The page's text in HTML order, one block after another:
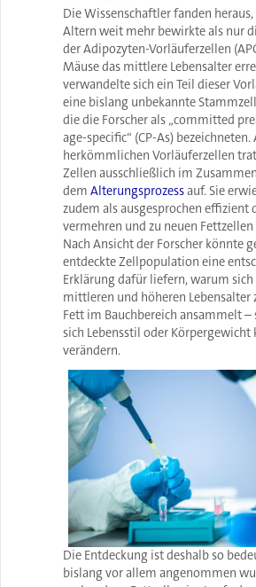
Die Wissenschaftler fanden heraus,
Altern weit mehr bewirkte als nur
der Adipozyten-Vorläuferzellen
Mäuse das mittlere Lebensalter
verwandelte sich ein Teil dieser
eine bislang unbekannte
die die Forscher als „committed
age-specific“ (CP-As)
herkömmlichen Vorläuferzellen
Zellen ausschließlich im
dem Alterungsprozessauf. Sie
zudem als ausgesprochen effizient
vermehren und zu neuen
Nach Ansicht der Forscher könnte
entdeckte Zellpopulation eine
Erklärung dafür liefern, warum
mittleren und höheren Lebensalter
Fett im Bauchbereich ansammelt –
sich Lebensstil oder Körpergewicht
verändern.
Die Entdeckung ist deshalb so
bislang vor allem angenommen